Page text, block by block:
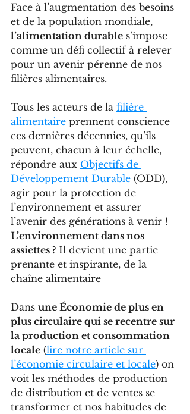
Face à l’augmentation des besoins
et de la population mondiale,
l’alimentation durable s’impose
comme un défi collectif à relever
pour un avenir pérenne de nos
filières alimentaires.
Tous les acteurs de la filière
alimentaire prennent conscience
ces dernières décennies, qu’ils
peuvent, chacun à leur échelle,
répondre aux Objectifs de
Développement Durable (ODD),
agir pour la protection de
l’environnement et assurer
l’avenir des générations à venir !
L’environnement dans nos
assiettes ? Il devient une partie
prenante et inspirante, de la
chaîne alimentaire
Dans une Économie de plus en
plus circulaire qui se recentre sur
la production et consommation
locale (lire notre article sur
l’économie circulaire et locale) on
voit les méthodes de production
de distribution et de ventes se
transformer et nos habitudes de